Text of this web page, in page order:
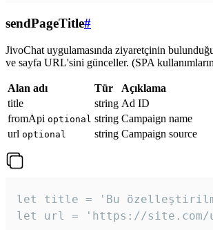
sendPageTitle#
JivoChat uygulamasında ziyaretçinin bulunduğu
ve sayfa URL'sini günceller. (SPA
Alan adı Tür
Açıklama
title
string Ad ID
fromApi optional string Campaign name
url optional string Campaign source
let title = 'Bu
let url = 'https://site.com/